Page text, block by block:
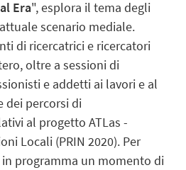
Era", esplora il tema degli
scenario mediale.
di ricercatrici e ricercatori
oltre a sessioni di
e addetti ai lavori e al
dei percorsi di
al progetto ATLas -
Locali (PRIN 2020). Per
programma un momento di